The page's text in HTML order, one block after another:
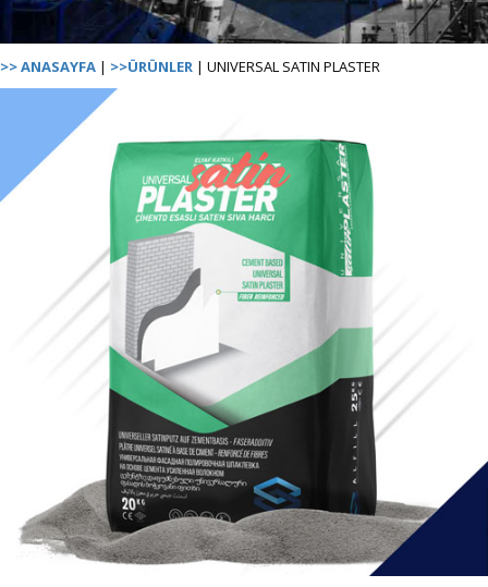
>> ANASAYFA | >>ÜRÜNLER | UNIVERSAL SATIN PLASTER